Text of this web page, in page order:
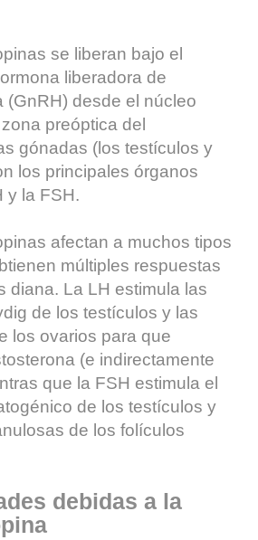
se liberan bajo el
liberadora de
(GnRH) desde el núcleo
preóptica del
gónadas (los testículos y
los principales órganos
y la FSH.
afectan a muchos tipos
múltiples respuestas
diana. La LH estimula las
de los testículos y las
los ovarios para que
(e indirectamente
que la FSH estimula el
de los testículos y
de los folículos
debidas a la